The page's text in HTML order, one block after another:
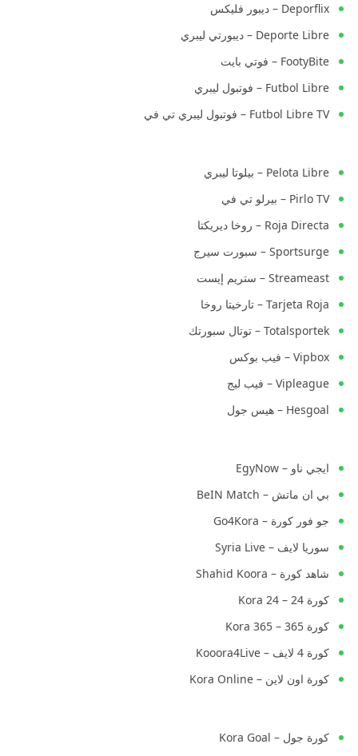
Deporflix – ديبور فليكس
Deporte Libre – ديبورتي ليبري
FootyBite – فوتي بايت
Futbol Libre – فوتبول ليبري
Futbol Libre TV – فوتبول ليبري تي في
Pelota Libre – بيلوتا ليبري
Pirlo TV – بيرلو تي في
Roja Directa – روخا ديريكتا
Sportsurge – سبورت سيرج
Streameast – ستريم إيست
Tarjeta Roja – تارخيتا روخا
Totalsportek – توتال سبورتك
Vipbox – فيب بوكس
Vipleague – فيب ليج
Hesgoal – هيس جول
ايجي ناو – EgyNow
بي ان ماتش – BeIN Match
جو فور كورة – Go4Kora
سوريا لايف – Syria Live
شاهد كورة – Shahid Koora
كورة 24 – Kora 24
كورة 365 – Kora 365
كورة 4 لايف – Kooora4Live
كورة اون لاين – Kora Online
كورة جول – Kora Goal